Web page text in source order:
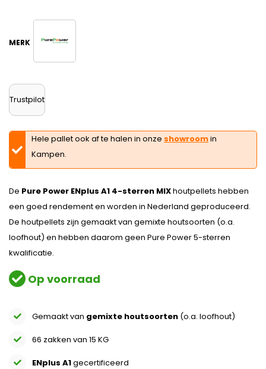
Trustpilot
Hele pallet ook af te halen in onze showroomin
Kampen.
De Pure Power ENplus A1 4-sterren MIXhoutpellets hebben
een goed rendement en worden in Nederland geproduceerd.
De houtpellets zijn gemaakt van gemixte houtsoorten (o.a.
loofhout) en hebben daarom geen Pure Power 5-sterren
kwalificatie.
Op voorraad
Gemaakt van gemixte houtsoorten (o.a. loofhout)
66 zakken van 15 KG
ENplus A1gecertificeerd